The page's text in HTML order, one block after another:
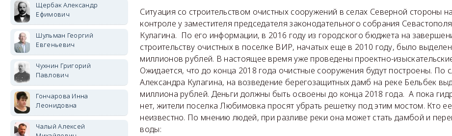
Ситуация со строительством очистных сооружений в селах Северной стороны
контроле у заместителя председателя законодательного собрания
Кулагина. По его информации, в 2016 году из городского бюджета на
строительству очистных в поселке ВИР, начатых еще в 2010 году, было
миллионов рублей. В настоящее время уже проведены проектно-
Ожидается, что до конца 2018 года очистные сооружения будут построены. По
Александра Кулагина, на возведение берегозащитных дамб на реке Бельбек
миллиона рублей. Деньги должны быть освоены до конца 2018 года. А пока
нет, жители поселка Любимовка просят убрать решетку под этим мостом. Кто
неизвестно. По мнению людей, при разливе реки она может стать дамбой и
воды:
Щербак Александр
Ефимович
Шульман Георгий
Евгеньевич
Чухнин Григорий
Павлович
Гончарова Инна
Леонидовна
Чалый Алексей